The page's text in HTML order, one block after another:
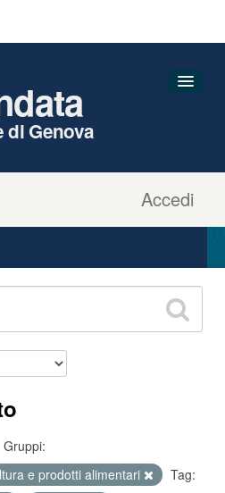
Accedi
di Genova
Gruppi:
e prodotti alimentari
Tag: